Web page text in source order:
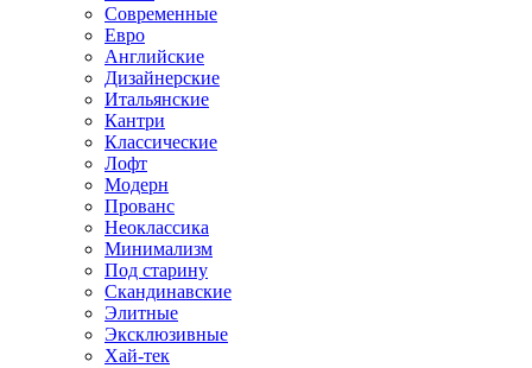
Современные
Евро
Английские
Дизайнерские
Итальянские
Кантри
Классические
Лофт
Модерн
Прованс
Неоклассика
Минимализм
Под старину
Скандинавские
Элитные
Эксклюзивные
Хай-тек